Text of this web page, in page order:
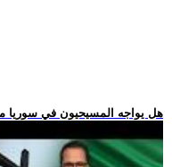
.. هل يواجه المسيحيون في سوريا